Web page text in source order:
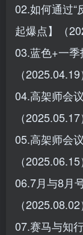
02.如何通过“
起爆点】（
03.蓝色+一季
（
04.高架师会
（
05.高架师会
（
06.7月与8月
（
07.赛马与知